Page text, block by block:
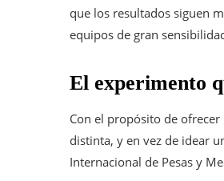
que los resultados siguen
equipos de gran
El experimento
Con el propósito de
distinta, y en vez de idear
Internacional de Pesas y